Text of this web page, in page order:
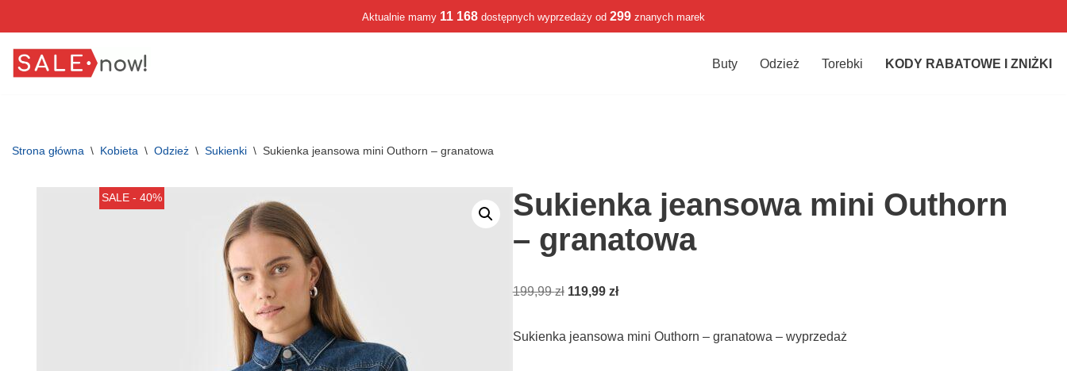
do
Aktualnie mamy 11 168 dostępnych wyprzedaży od 299 znanych marek
Buty Odzież Torebki KODY RABATOWE I ZNIŻKI
Strona główna \ Kobieta \ Odzież \ Sukienki \ Sukienka jeansowa mini Outhorn – granatowa
SALE - 40%
Sukienka jeansowa mini Outhorn
– granatowa
199,99zł 119,99 zł
Sukienka jeansowa mini Outhorn – granatowa – wyprzedaż